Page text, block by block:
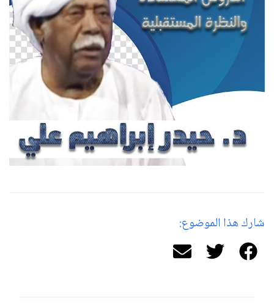
شارك هذا الموضوع: